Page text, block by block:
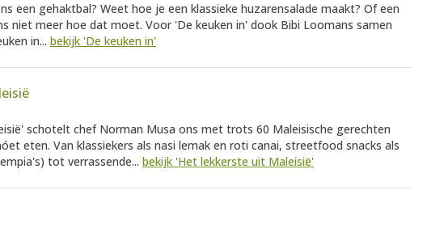
een gehaktbal? Weet hoe je een klassieke huzarensalade maakt? Of een
niet meer hoe dat moet. Voor 'De keuken in' dook Bibi Loomans samen
in... bekijk 'De keuken in'
schotelt chef Norman Musa ons met trots 60 Maleisische gerechten
eten. Van klassiekers als nasi lemak en roti canai, streetfood snacks als
tot verrassende... bekijk 'Het lekkerste uit Maleisië'